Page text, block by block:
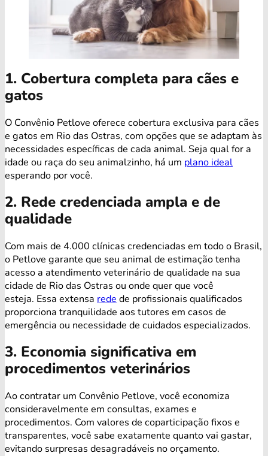
1. Cobertura completa para cães e
gatos
O Convênio Petlove oferece cobertura exclusiva para cães
e gatos em Rio das Ostras, com opções que se adaptam às
necessidades específicas de cada animal. Seja qual for a
idade ou raça do seu animalzinho, há um plano ideal
esperando por você.
2. Rede credenciada ampla e de
qualidade
Com mais de 4.000 clínicas credenciadas em todo o Brasil,
o Petlove garante que seu animal de estimação tenha
acesso a atendimento veterinário de qualidade na sua
cidade de Rio das Ostras ou onde quer que você
esteja. Essa extensa rede de profissionais qualificados
proporciona tranquilidade aos tutores em casos de
emergência ou necessidade de cuidados especializados.
3. Economia significativa em
procedimentos veterinários
Ao contratar um Convênio Petlove, você economiza
consideravelmente em consultas, exames e
procedimentos. Com valores de coparticipação fixos e
transparentes, você sabe exatamente quanto vai gastar,
evitando surpresas desagradáveis no orçamento.